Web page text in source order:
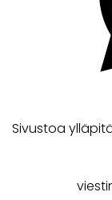
Sivustoa